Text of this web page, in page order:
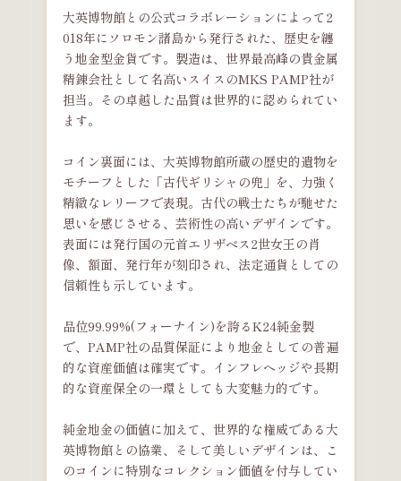
大英博物館との公式コラボレーションによって2
018年にソロモン諸島から発行された、歴史を纏
う地金型金貨です。製造は、世界最高峰の貴金属
精錬会社として名高いスイスのMKS PAMP社が
担当。その卓越した品質は世界的に認められてい
ます。
コイン裏面には、大英博物館所蔵の歴史的遺物を
モチーフとした「古代ギリシャの兜」を、力強く
精緻なレリーフで表現。古代の戦士たちが馳せた
思いを感じさせる、芸術性の高いデザインです。
表面には発行国の元首エリザベス2世女王の肖
像、額面、発行年が刻印され、法定通貨としての
信頼性も示しています。
品位99.99%(フォーナイン)を誇るK24純金製
で、PAMP社の品質保証により地金としての普遍
的な資産価値は確実です。インフレヘッジや長期
的な資産保全の一環としても大変魅力的です。
純金地金の価値に加えて、世界的な権威である大
英博物館との協業、そして美しいデザインは、こ
のコインに特別なコレクション価値を付与してい